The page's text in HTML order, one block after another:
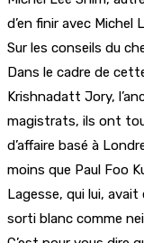
d’en finir avec
Sur les conseils du
Dans le cadre de
Krishnadatt Jory,
magistrats, ils ont
d’affaire basé à
moins que Paul Foo
Lagesse, qui lui,
sorti blanc comme